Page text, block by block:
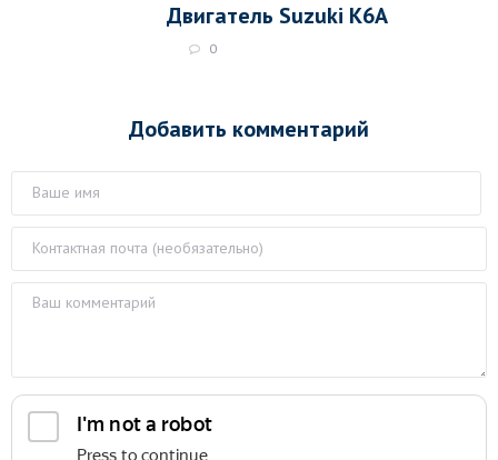
Двигатель Suzuki K6A
0
Добавить комментарий